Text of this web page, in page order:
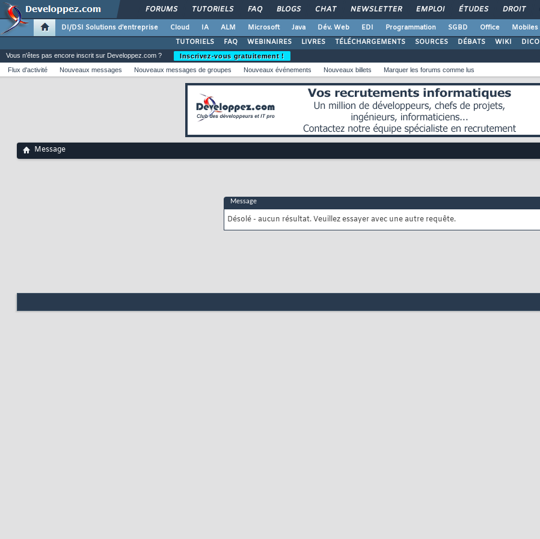
FORUMS TUTORIELS FAQ BLOGS CHAT NEWSLETTER EMPLOI ÉTUDES DROIT
DI/DSI Solutions d'entreprise Cloud IA ALM Microsoft Java Dév. Web EDI Programmation SGBD Office Mobiles
TUTORIELS
FAQ WEBINAIRES LIVRES TÉLÉCHARGEMENTS SOURCES DÉBATS WIKI DICO
Vous n'êtes pas encore inscrit sur Developpez.com ?
Inscrivez-vous gratuitement !
Flux d'activité
Nouveaux messages Nouveaux messages de groupes Nouveaux événements Nouveaux billets Marquer les forums comme lus
Message
Message
Désolé - aucun résultat. Veuillez essayer avec une autre requête.